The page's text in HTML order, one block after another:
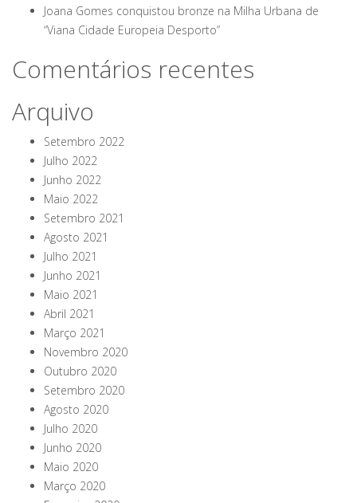
Joana Gomes conquistou bronze na Milha Urbana de
“Viana Cidade Europeia Desporto”
Comentários recentes
Arquivo
Setembro 2022
Julho 2022
Junho 2022
Maio 2022
Setembro 2021
Agosto 2021
Julho 2021
Junho 2021
Maio 2021
Abril 2021
Março 2021
Novembro 2020
Outubro 2020
Setembro 2020
Agosto 2020
Julho 2020
Junho 2020
Maio 2020
Março 2020